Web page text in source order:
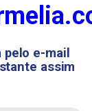
e-mail
assim